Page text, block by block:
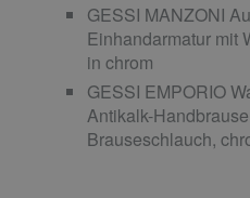
GESSI MANZONI
Einhandarmatur mit
in chrom
GESSI EMPORIO
Antikalk-
Brauseschlauch,